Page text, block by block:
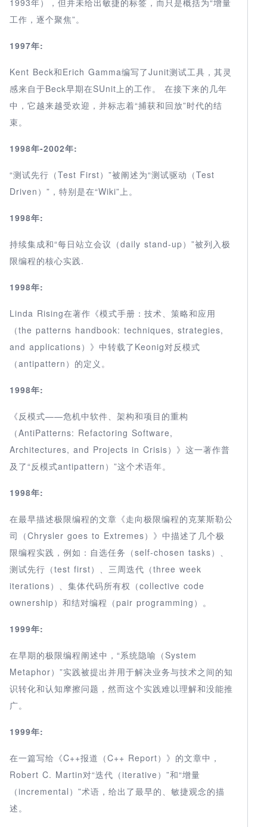
工作，逐个聚焦”。
1997年:
Kent Beck和Erich Gamma编写了Junit测试工具，其灵
感来自于Beck早期在SUnit上的工作。 在接下来的几年
中，它越来越受欢迎，并标志着“捕获和回放”时代的结
束。
1998年-2002年:
“测试先行（Test First）”被阐述为“测试驱动（Test
Driven）”，特别是在“Wiki”上。
1998年:
持续集成和“每日站立会议（daily stand-up）”被列入极
限编程的核心实践.
1998年:
Linda Rising在著作《模式手册：技术、策略和应用
（the patterns handbook: techniques, strategies,
and applications）》中转载了Keonig对反模式
（antipattern）的定义。
1998年:
《反模式——危机中软件、架构和项目的重构
（AntiPatterns: Refactoring Software,
Architectures, and Projects in Crisis）》这一著作普
及了“反模式antipattern）”这个术语年。
1998年:
在最早描述极限编程的文章《走向极限编程的克莱斯勒公
司（Chrysler goes to Extremes）》中描述了几个极
限编程实践，例如：自选任务（self-chosen tasks）、
测试先行（test first）、三周迭代（three week
iterations）、集体代码所有权（collective code
ownership）和结对编程（pair programming）。
1999年:
在早期的极限编程阐述中，“系统隐喻（System
Metaphor）”实践被提出并用于解决业务与技术之间的知
识转化和认知摩擦问题，然而这个实践难以理解和没能推
广。
1999年:
在一篇写给《C++报道（C++ Report）》的文章中，
Robert C. Martin对“迭代（iterative）”和“增量
（incremental）”术语，给出了最早的、敏捷观念的描
述。